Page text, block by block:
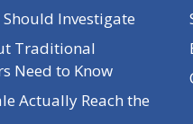
Should Investigate
Traditional
Need to Know
Actually Reach the